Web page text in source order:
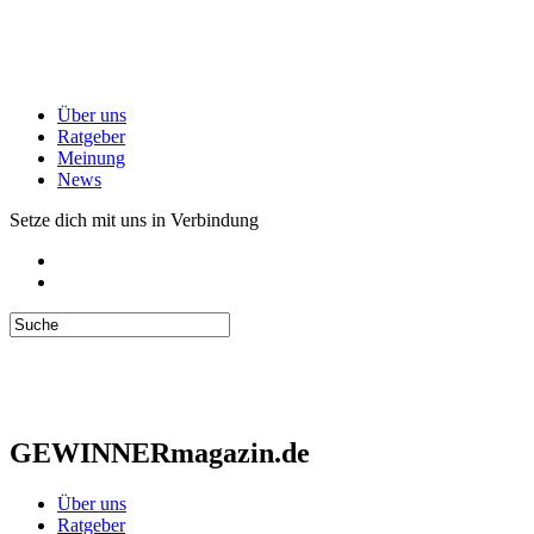
Über uns
Ratgeber
Meinung
News
Setze dich mit uns in Verbindung
GEWINNERmagazin.de
Über uns
Ratgeber